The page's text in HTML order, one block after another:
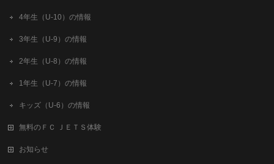
4年生（U-10）の情報
3年生（U-9）の情報
2年生（U-8）の情報
1年生（U-7）の情報
キッズ（U-6）の情報
無料のＦＣ ＪＥＴＳ体験
お知らせ